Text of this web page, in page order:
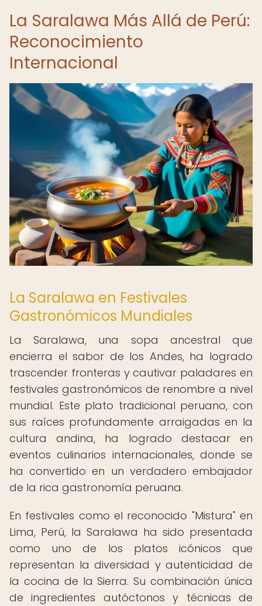
La Saralawa Más Allá de Perú:
Reconocimiento
Internacional
La Saralawa en Festivales
Gastronómicos Mundiales
La Saralawa, una sopa ancestral que
encierra el sabor de los Andes, ha logrado
trascender fronteras y cautivar paladares en
festivales gastronómicos de renombre a nivel
mundial. Este plato tradicional peruano, con
sus raíces profundamente arraigadas en la
cultura andina, ha logrado destacar en
eventos culinarios internacionales, donde se
ha convertido en un verdadero embajador
de la rica gastronomía peruana.
En festivales como el reconocido "Mistura" en
Lima, Perú, la Saralawa ha sido presentada
como uno de los platos icónicos que
representan la diversidad y autenticidad de
la cocina de la Sierra. Su combinación única
de ingredientes autóctonos y técnicas de